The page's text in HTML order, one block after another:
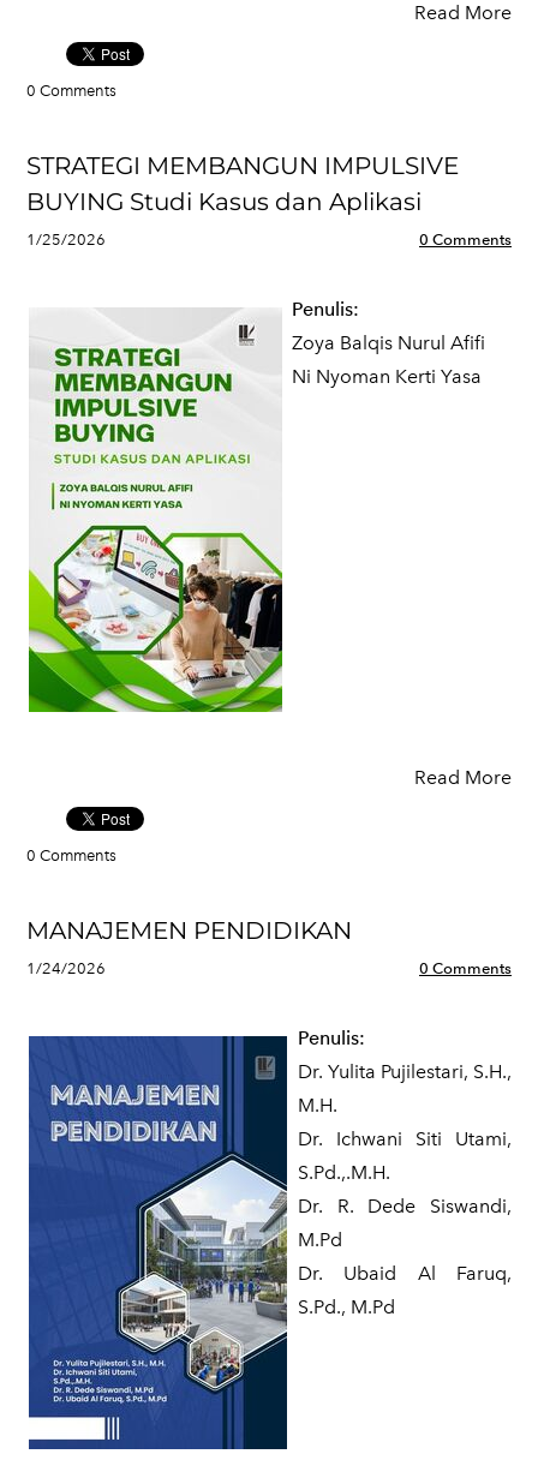
Read More
0 Comments
STRATEGI MEMBANGUN IMPULSIVE
BUYING Studi Kasus dan Aplikasi
1/25/2026 0 Comments
Penulis:
Zoya Balqis Nurul Afifi
Ni Nyoman Kerti Yasa
Read More
0 Comments
MANAJEMEN PENDIDIKAN
1/24/2026 0 Comments
Penulis:
Dr. Yulita Pujilestari, S.H.,
M.H.
Dr. Ichwani Siti Utami,
S.Pd.,.M.H.
Dr. R. Dede Siswandi,
M.Pd
Dr. Ubaid Al Faruq,
S.Pd., M.Pd